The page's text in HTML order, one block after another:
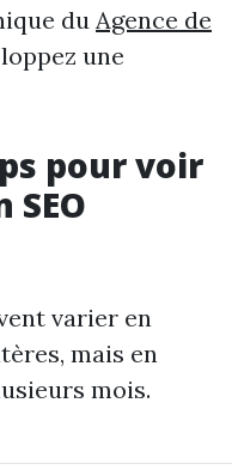
du Agence de
une
pour voir
varier en
mais en
mois.